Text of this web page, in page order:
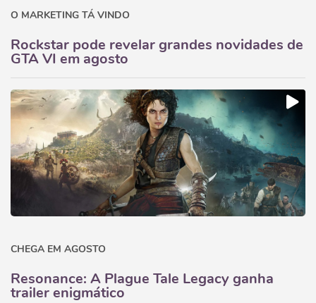
O MARKETING TÁ VINDO
Rockstar pode revelar grandes novidades de
GTA VI em agosto
CHEGA EM AGOSTO
Resonance: A Plague Tale Legacy ganha
trailer enigmático